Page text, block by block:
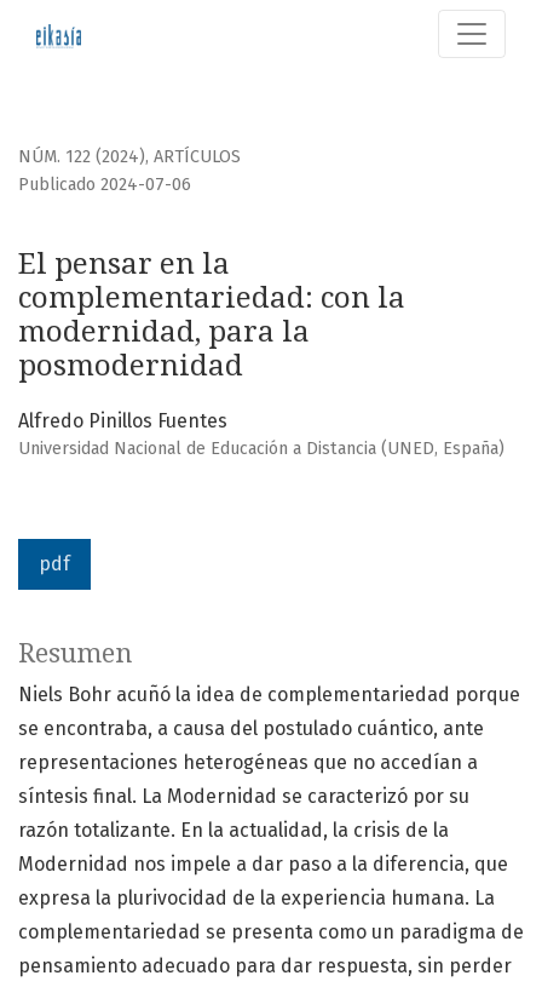
NÚM. 122 (2024), ARTÍCULOS
El pensar en la
complementariedad: con la
modernidad, para la
posmodernidad
Publicado 2024-07-06
Alfredo Pinillos Fuentes
Universidad Nacional de Educación a Distancia (UNED, España)
pdf
Resumen
Niels Bohr acuñó la idea de complementariedad porque
se encontraba, a causa del postulado cuántico, ante
representaciones heterogéneas que no accedían a
síntesis final. La Modernidad se caracterizó por su
razón totalizante. En la actualidad, la crisis de la
Modernidad nos impele a dar paso a la diferencia, que
expresa la plurivocidad de la experiencia humana. La
complementariedad se presenta como un paradigma de
pensamiento adecuado para dar respuesta, sin perder